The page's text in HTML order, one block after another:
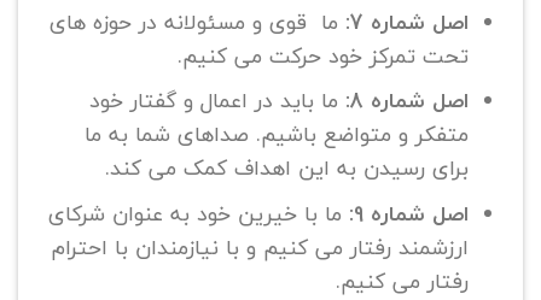
اصل شماره 7:
ما قوی و مسئولانه در حوزه های
تحت تمرکز خود حرکت می کنیم.
اصل شماره 8:
ما باید در اعمال و گفتار خود
متفکر و متواضع باشیم. صداهای شما به ما
برای رسیدن به این اهداف کمک می کند.
اصل شماره 9:
ما با خیرین خود به عنوان شرکای
ارزشمند رفتار می کنیم و با نیازمندان با احترام
رفتار می کنیم.